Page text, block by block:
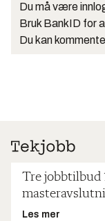
Du må være
Bruk BankID for
Du kan
Tre jobbtilbud
Les mer